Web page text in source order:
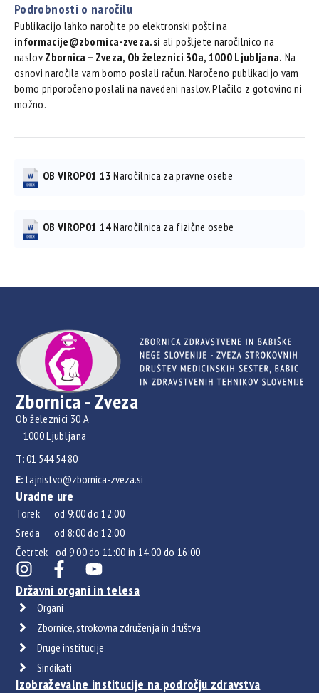
Podrobnosti o naročilu
Publikacijo lahko naročite po elektronski pošti na
informacije@zbornica-zveza.si ali pošljete naročilnico na
naslov Zbornica – Zveza, Ob železnici 30a, 1000 Ljubljana. Na
osnovi naročila vam bomo poslali račun. Naročeno publikacijo vam
bomo priporočeno poslali na navedeni naslov. Plačilo z gotovino ni
možno.
OB VIROP01 13 Naročilnica za pravne osebe
OB VIROP01 14Naročilnica za fizične osebe
Zbornica - Zveza
Ob železnici 30 A
1000 Ljubljana
T:01 544 54 80
E: tajnistvo@zbornica-zveza.si
Uradne ure
Torek od 9:00 do 12:00
Sreda od 8:00 do 12:00
Četrtek od 9:00 do 11:00 in 14:00 do 16:00
Državni organi in telesa
Organi
Zbornice, strokovna združenja in društva
Druge institucije
Sindikati
Izobraževalne institucije na področju zdravstva